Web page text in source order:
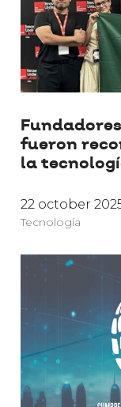
fueron
la
22 october
Tecnología